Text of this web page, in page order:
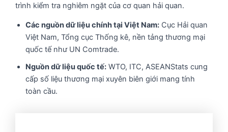
trình kiểm tra nghiêm ngặt của cơ quan hải quan.
Các nguồn dữ liệu chính tại Việt Nam: Cục Hải quan
Việt Nam, Tổng cục Thống kê, nền tảng thương mại
quốc tế như UN Comtrade.
Nguồn dữ liệu quốc tế: WTO, ITC, ASEANStats cung
cấp số liệu thương mại xuyên biên giới mang tính
toàn cầu.